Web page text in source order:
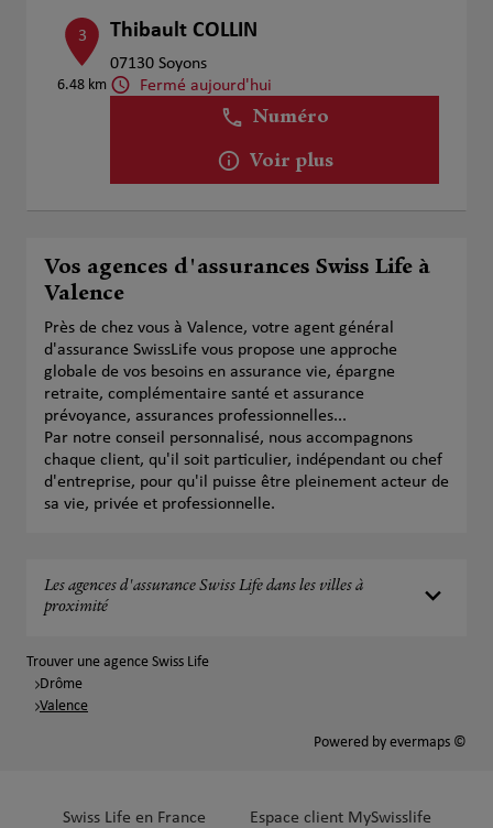
3
6.48 km
Thibault COLLIN
07130 Soyons
Fermé aujourd'hui
Numéro
Voir plus
Vos agences d'assurances Swiss Life à
Valence
Près de chez vous à Valence, votre agent général
d'assurance SwissLife vous propose une approche
globale de vos besoins en assurance vie, épargne
retraite, complémentaire santé et assurance
prévoyance, assurances professionnelles...
Par notre conseil personnalisé, nous accompagnons
chaque client, qu'il soit particulier, indépendant ou chef
d'entreprise, pour qu'il puisse être pleinement acteur de
sa vie, privée et professionnelle.
Les agences d'assurance Swiss Life dans les villes à
proximité
Trouver une agence Swiss Life
Drôme
Valence
Powered by evermaps ©
Swiss Life en France Espace client MySwisslife